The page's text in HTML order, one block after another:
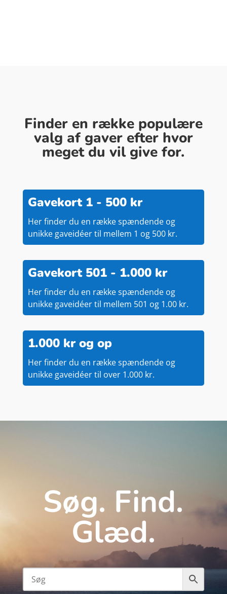
Finder en række populære
valg af gaver efter hvor
meget du vil give for.
Gavekort 1 - 500 kr
Her finder du en række spændende og
unikke gaveidéer til mellem 1 og 500 kr.
Gavekort 501 - 1.000 kr
Her finder du en række spændende og
unikke gaveidéer til mellem 501 og 1.00 kr.
1.000 kr og op
Her finder du en række spændende og
unikke gaveidéer til over 1.000 kr.
Søg. Find.
Glæd.